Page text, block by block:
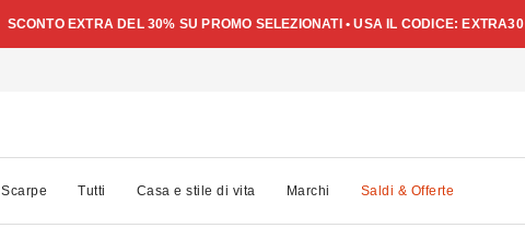
SCONTO EXTRA DEL 30% SU PROMO SELEZIONATI • USA IL CODICE: EXTRA30
Scarpe Tutti Casa e stile di vita Marchi Saldi & Offerte